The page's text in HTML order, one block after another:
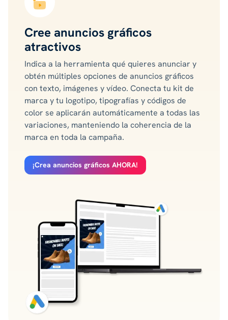
Cree anuncios gráficos
atractivos
Indica a la herramienta qué quieres anunciar y
obtén múltiples opciones de anuncios gráficos
con texto, imágenes y vídeo. Conecta tu kit de
marca y tu logotipo, tipografías y códigos de
color se aplicarán automáticamente a todas las
variaciones, manteniendo la coherencia de la
marca en toda la campaña.
¡Crea anuncios gráficos AHORA!